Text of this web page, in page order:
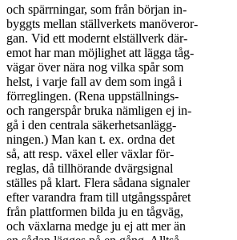
och spärrningar, som från början in-
byggts mellan ställverkets manöveror-
gan. Vid ett modernt elställverk där-
emot har man möjlighet att lägga tåg-
vägar över nära nog vilka spår som
helst, i varje fall av dem som ingå i
förreglingen. (Rena uppställnings-
och rangerspår bruka nämligen ej in-
gå i den centrala säkerhetsanlägg-
ningen.) Man kan t. ex. ordna det
så, att resp. växel eller växlar för-
reglas, då tillhörande dvärgsignal
ställes på klart. Flera sådana signaler
efter varandra fram till utgångsspåret
från plattformen bilda ju en tågväg,
och växlarna medge ju ej att mer än